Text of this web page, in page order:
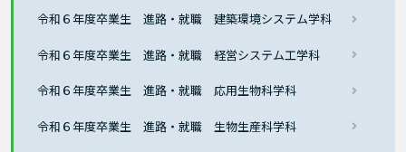
令和６年度卒業生 進路・就職 建築環境システム学科
令和６年度卒業生 進路・就職 経営システム工学科
令和６年度卒業生 進路・就職 応用生物科学科
令和６年度卒業生 進路・就職 生物生産科学科